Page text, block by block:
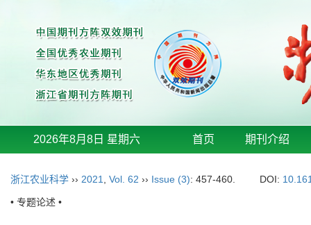
2026年8月8日 星期六 首页 期刊介绍
浙江农业科学 ›› 2021 Vol. 62 ›› Issue (3): 457-460. DOI:
• 专题论述 •